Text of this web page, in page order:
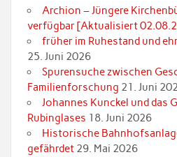
Archion – Jüngere
verfügbar [Aktualisiert
früher im Ruhestand und
25. Juni 2026
Spurensuche zwischen
Familienforschung 21. Juni
Johannes Kunckel und das
Rubinglases 18. Juni 2026
Historische
gefährdet 29. Mai 2026